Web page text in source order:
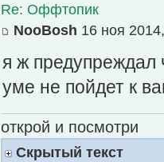
Re: Оффтопик
NooBosh 16 ноя
я ж предупреждал
уме не пойдет к
открой и посмотри
Скрытый текст